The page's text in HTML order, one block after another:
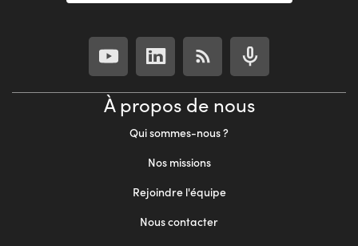
À propos de nous
Qui sommes-nous ?
Nos missions
Rejoindre l'équipe
Nous contacter